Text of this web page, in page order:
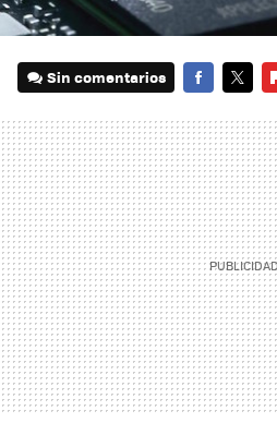
Sin comentarios